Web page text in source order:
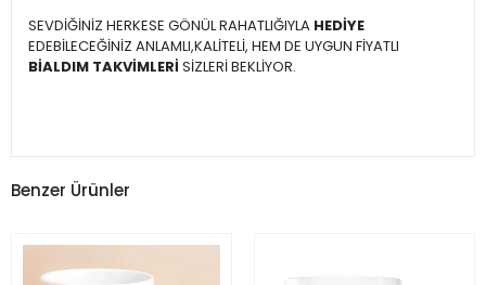
SEVDİĞİNİZ HERKESE GÖNÜL RAHATLIĞIYLA HEDİYE
EDEBİLECEĞİNİZ ANLAMLI,KALİTELİ, HEM DE UYGUN FİYATLI
BİALDIM TAKVİMLERİ SİZLERİ BEKLİYOR.
Benzer Ürünler